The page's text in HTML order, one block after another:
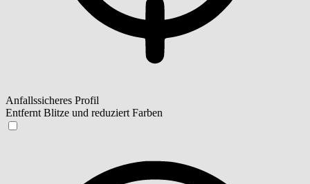
Anfallssicheres Profil
Entfernt Blitze und reduziert Farben